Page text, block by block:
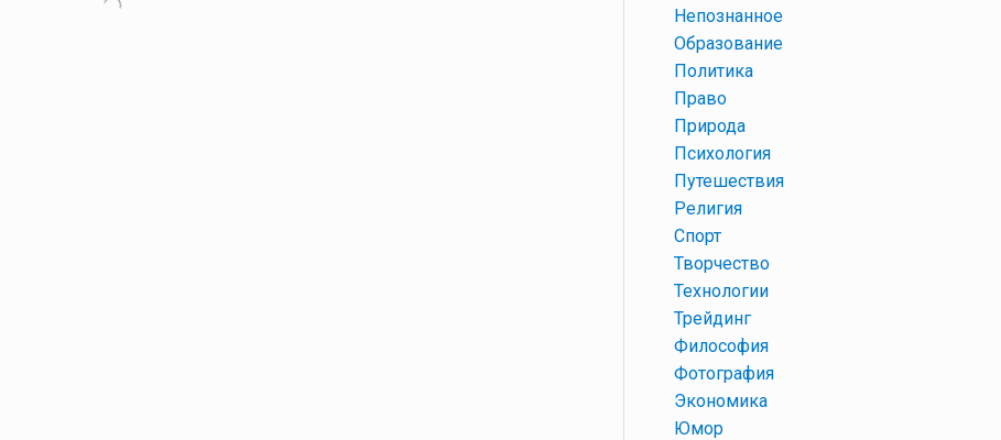
Непознанное
Образование
Политика
Право
Природа
Психология
Путешествия
Религия
Спорт
Творчество
Технологии
Трейдинг
Философия
Фотография
Экономика
Юмор